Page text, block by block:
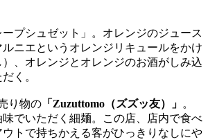
プシュゼット」。オレンジのジュース
ニエというオレンジリキュールをかけ
、オレンジとオレンジのお酒がしみ込
く。
り物の 「Zuzuttomo（ズズッ友）」 。
でいただく細麺。この店、店内で食べ
トで持ちかえる客がひっきりなしにや